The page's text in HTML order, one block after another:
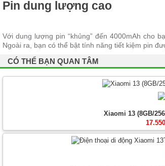
Pin dung lượng cao
Với dung lượng pin “khủng” đến 4000mAh cho
Ngoài ra, bạn có thể bật tính năng tiết kiệm pin
CÓ THỂ BẠN QUAN TÂM
Xiaomi 13 (8GB/